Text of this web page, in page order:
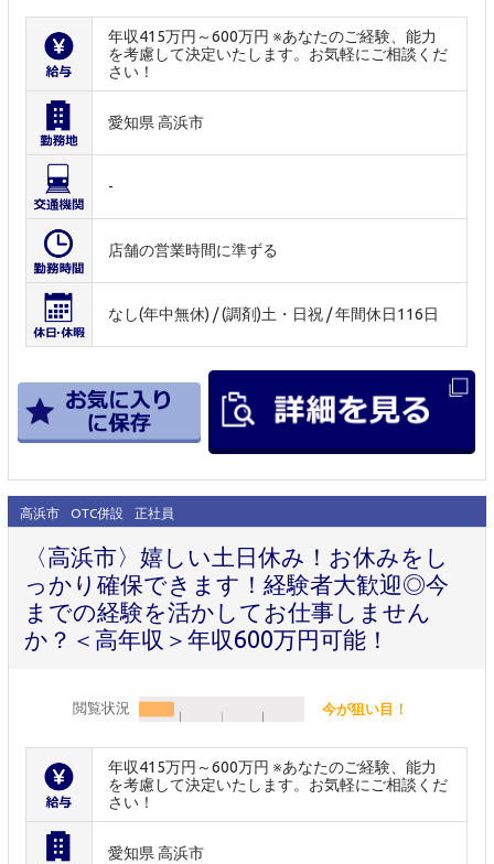
年収415万円～600万円 ※あなたのご経験、能力
を考慮して決定いたします。お気軽にご相談くだ
さい！
愛知県 高浜市
-
店舗の営業時間に準ずる
なし(年中無休) / (調剤)土・日祝 / 年間休日116日
高浜市 OTC併設 正社員
〈高浜市〉嬉しい土日休み！お休みをし
っかり確保できます！経験者大歓迎◎今
までの経験を活かしてお仕事しません
か？＜高年収＞年収600万円可能！
閲覧状況 今が狙い目！
年収415万円～600万円 ※あなたのご経験、能力
を考慮して決定いたします。お気軽にご相談くだ
さい！
愛知県 高浜市